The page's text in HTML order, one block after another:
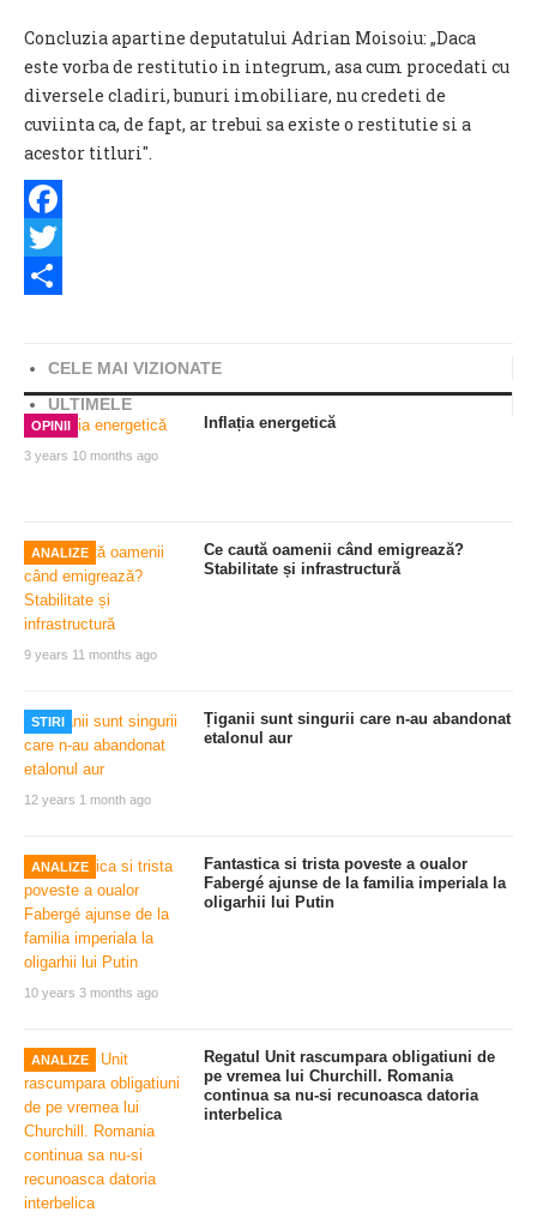
Concluzia apartine deputatului Adrian Moisoiu: „Daca
este vorba de restitutio in integrum, asa cum procedati cu
diversele cladiri, bunuri imobiliare, nu credeti de
cuviinta ca, de fapt, ar trebui sa existe o restitutie si a
acestor titluri".
Facebook
Twitter
CELE MAI VIZIONATE
ULTIMELE
OPINII
3 years 10 months ago
Inflația energetică
ANALIZE
9 years 11 months ago
Ce caută oamenii când emigrează?
Stabilitate și infrastructură
STIRI
12 years 1 month ago
Țiganii sunt singurii care n-au abandonat
etalonul aur
ANALIZE
10 years 3 months ago
Fantastica si trista poveste a oualor
Fabergé ajunse de la familia imperiala la
oligarhii lui Putin
ANALIZE
Regatul Unit rascumpara obligatiuni de
pe vremea lui Churchill. Romania
continua sa nu-si recunoasca datoria
interbelica